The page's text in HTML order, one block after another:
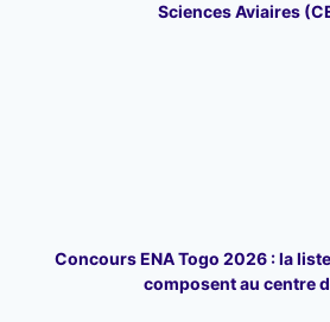
Sciences Aviaires
Concours ENA Togo 2026 : la
composent au centre